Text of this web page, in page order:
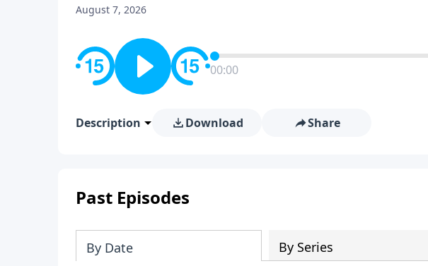
August 7, 2026
00:00
Description Download Share
Past Episodes
By Date By Series